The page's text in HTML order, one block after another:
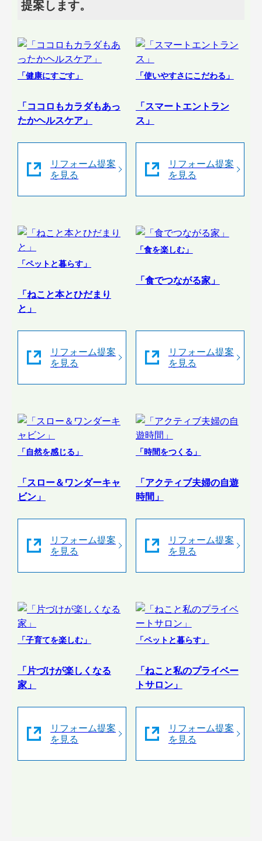
提案します。
「健康にすごす」
「ココロもカラダもあっ
たかヘルスケア」
リフォーム提案
を見る
「使いやすさにこだわる」
「スマートエントラン
ス」
リフォーム提案
を見る
「ペットと暮らす」
「ねこと本とひだまり
と」
リフォーム提案
を見る
「食を楽しむ」
「食でつながる家」
リフォーム提案
を見る
「自然を感じる」
「スロー＆ワンダーキャ
ビン」
リフォーム提案
を見る
「時間をつくる」
「アクティブ夫婦の自遊
時間」
リフォーム提案
を見る
「子育てを楽しむ」
「片づけが楽しくなる
家」
リフォーム提案
を見る
「ペットと暮らす」
「ねこと私のプライベー
トサロン」
リフォーム提案
を見る